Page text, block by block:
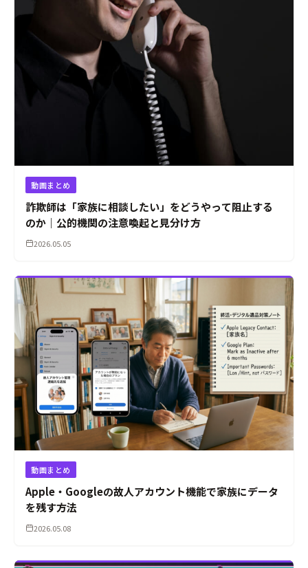
動画まとめ
詐欺師は「家族に相談したい」をどうやって阻止する
のか｜公的機関の注意喚起と見分け方
2026.05.05
動画まとめ
Apple・Googleの故人アカウント機能で家族にデータ
を残す方法
2026.05.08